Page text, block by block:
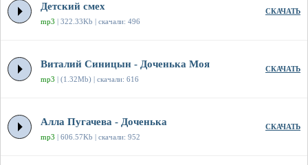
Детский смех
mp3 | 322.33Kb | скачали: 496
СКАЧАТЬ
Виталий Синицын - Доченька Моя
mp3 | (1.32Mb) | скачали: 616
СКАЧАТЬ
Алла Пугачева - Доченька
mp3 | 606.57Kb | скачали: 952
СКАЧАТЬ